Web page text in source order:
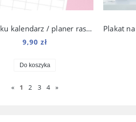
Do druku kalendarz / planer rasy do wyboru
9,90 zł
Do koszyka
« 1 2 3 4 »